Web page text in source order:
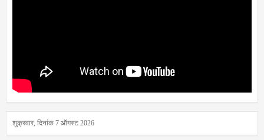
शुक्रवार, दिनांक 7 ऑगस्ट 2026